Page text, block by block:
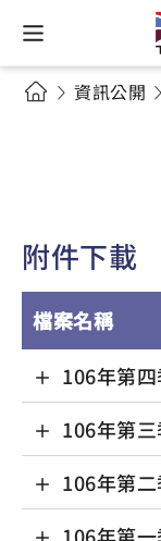
資訊公開
附件下載
檔案名稱
106年第
106年第
106年第
106年第